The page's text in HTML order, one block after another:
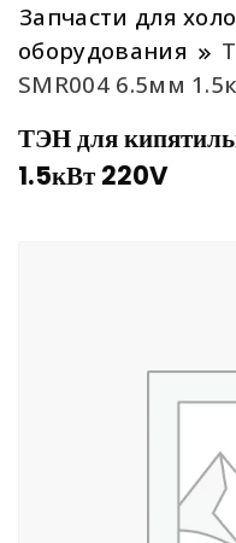
Запчасти для
оборудования
SMR004 6.5мм
ТЭН для
1.5кВт 220V